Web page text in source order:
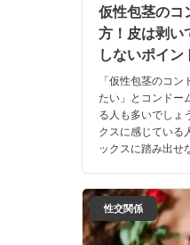
仮性包茎のコ
方！皮は剥い
しないポイン
「仮性包茎のコ
たい」とコンドー
る人も多いでしょ
クスに感じている
ックスに踏み出
た。
性交関係